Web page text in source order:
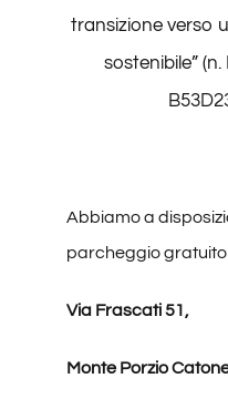
transizione verso
sostenibile”
Abbiamo a
parcheggio gratuito
Via Frascati 51,
Monte Porzio